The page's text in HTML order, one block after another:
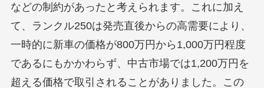
などの制約があったと考えられます。これに加え
て、ランクル250は発売直後からの高需要により、
一時的に新車の価格が800万円から1,000万円程度
であるにもかかわらず、中古市場では1,200万円を
超える価格で取引されることがありました。この